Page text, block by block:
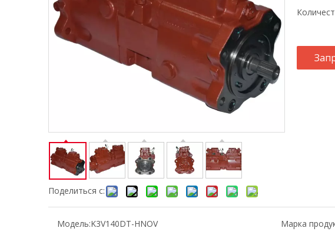
Поделиться с:
Модель:K3V140DT-HNOV Марка